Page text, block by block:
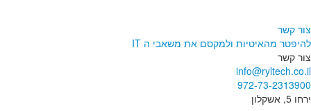
צור קשר
להיפטר מהאיטיות ולמקסם את משאבי ה IT
צור קשר
info@ryltech.co.il
972-73-2313900
ירחו 5, אשקלון